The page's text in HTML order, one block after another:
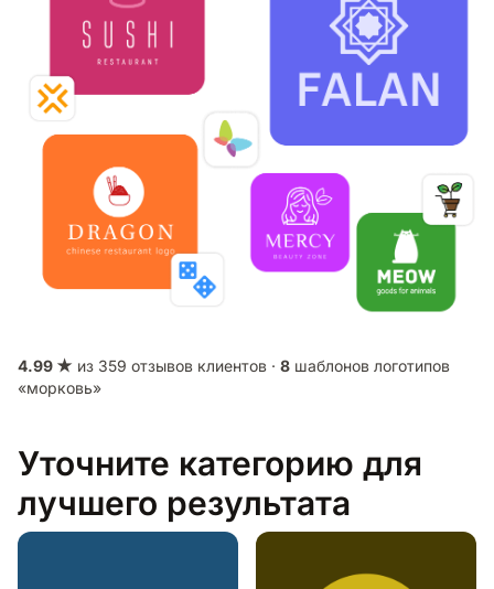
4.99 ★ из 359 отзывов клиентов · 8 шаблонов логотипов
«морковь»
Уточните категорию для
лучшего результата